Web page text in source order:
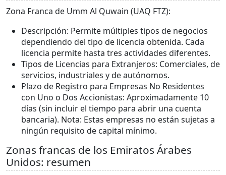
Zona Franca de Umm Al Quwain (UAQ FTZ):
Descripción: Permite múltiples tipos de negocios
dependiendo del tipo de licencia obtenida. Cada
licencia permite hasta tres actividades diferentes.
Tipos de Licencias para Extranjeros: Comerciales, de
servicios, industriales y de autónomos.
Plazo de Registro para Empresas No Residentes
con Uno o Dos Accionistas: Aproximadamente 10
días (sin incluir el tiempo para abrir una cuenta
bancaria). Nota: Estas empresas no están sujetas a
ningún requisito de capital mínimo.
Zonas francas de los Emiratos Árabes
Unidos: resumen